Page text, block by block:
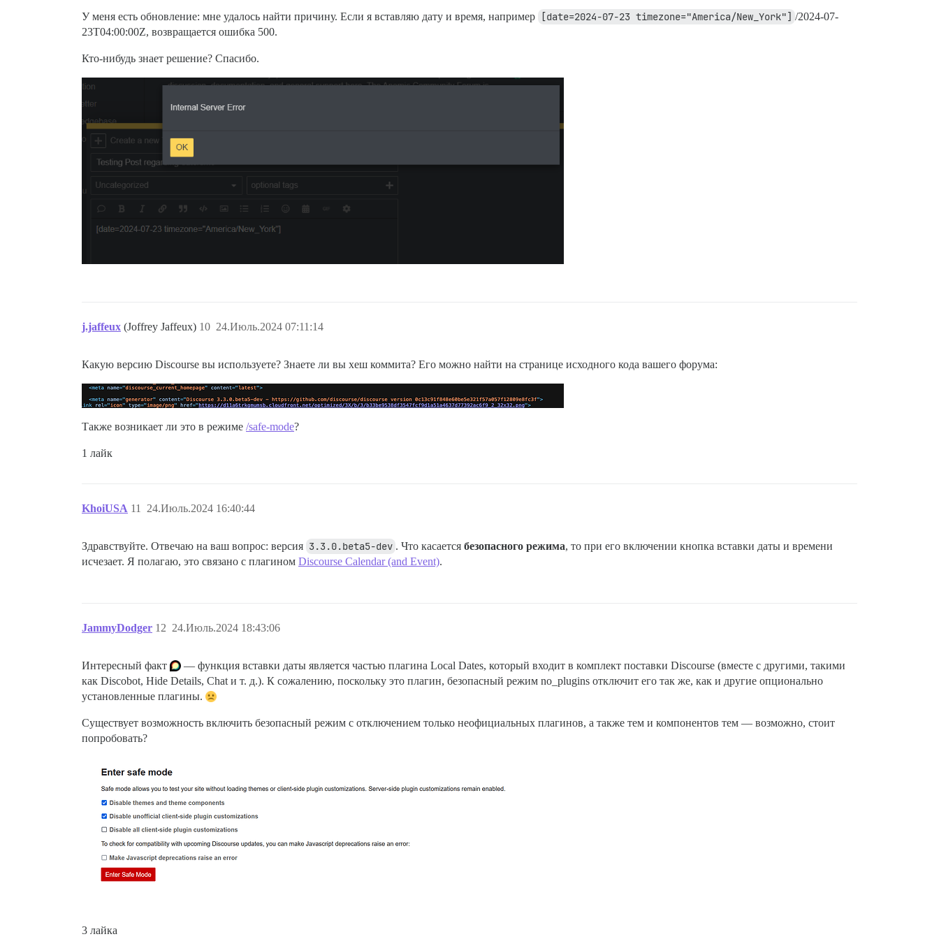
Подскажите, пожалуйста, что это означает и как это исправить? Спасибо.
У меня есть обновление: мне удалось найти причину. Если я вставляю дату и время, например [date=2024-07-23 timezone="America/New_York"] /2024-07-
23T04:00:00Z, возвращается ошибка 500.
Кто-нибудь знает решение? Спасибо.
j.jaffeux (Joffrey Jaffeux) 24.Июль.2024 07:11:14
10
Какую версию Discourse вы используете? Знаете ли вы хеш коммита? Его можно найти на странице исходного кода вашего форума:
Также возникает ли это в режиме /safe-mode?
1 лайк
KhoiUSA 24.Июль.2024 16:40:44
11
Здравствуйте. Отвечаю на ваш вопрос: версия 3.3.0.beta5-dev . Что касается безопасного режима, то при его включении кнопка вставки даты и времени
исчезает. Я полагаю, это связано с плагином Discourse Calendar (and Event).
JammyDodger 24.Июль.2024 18:43:06
12
Интересный факт
— функция вставки даты является частью плагина Local Dates, который входит в комплект поставки Discourse (вместе с другими, такими
как Discobot, Hide Details, Chat и т. д.). К сожалению, поскольку это плагин, безопасный режим no_plugins отключит его так же, как и другие опционально
установленные плагины.
Существует возможность включить безопасный режим с отключением только неофициальных плагинов, а также тем и компонентов тем — возможно, стоит
попробовать?
3 лайка